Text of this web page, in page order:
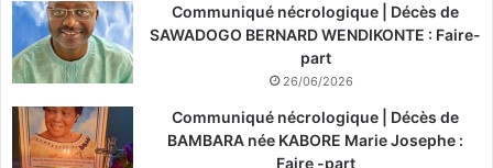
Communiqué nécrologique | Décès de
SAWADOGO BERNARD WENDIKONTE : Faire-
part
26/06/2026
Communiqué nécrologique | Décès de
BAMBARA née KABORE Marie Josephe :
Faire -part